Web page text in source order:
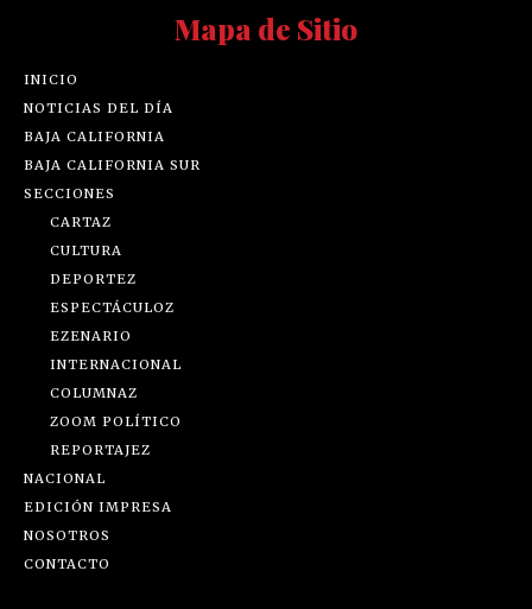
Mapa de Sitio
INICIO
NOTICIAS DEL DÍA
BAJA CALIFORNIA
BAJA CALIFORNIA SUR
SECCIONES
CARTAZ
CULTURA
DEPORTEZ
ESPECTÁCULOZ
EZENARIO
INTERNACIONAL
COLUMNAZ
ZOOM POLÍTICO
REPORTAJEZ
NACIONAL
EDICIÓN IMPRESA
NOSOTROS
CONTACTO